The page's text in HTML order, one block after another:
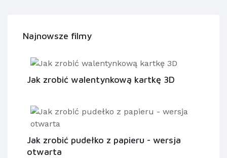
Najnowsze filmy
Jak zrobić walentynkową kartkę 3D
Jak zrobić pudełko z papieru - wersja
otwarta